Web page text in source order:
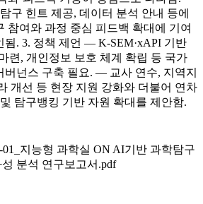
구 힌트 제공, 데이터 분석 안내 등에
참여와 과정 중심 피드백 확대에 기여
됨. 3. 정책 제언 ― K-SEM·xAPI 기반
련, 개인정보 보호 체계 확립 등 국가
버넌스 구축 필요. ― 교사 연수, 지역지
개선 등 현장 지원 강화와 더불어 연차
탐구뱅킹 기반 자원 확대를 제안함.
01_지능형 과학실 ON AI기반 과학탐구
분석 연구보고서.pdf